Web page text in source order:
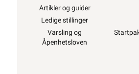
Artikler og guider
Ledige stillinger
Varsling og
Åpenhetsloven